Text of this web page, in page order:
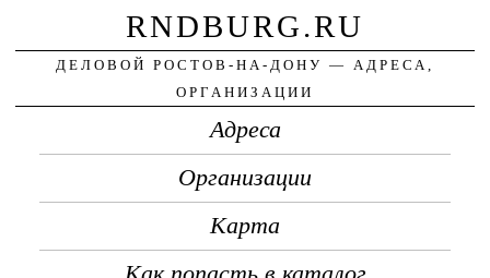
RNDBURG.RU
ДЕЛОВОЙ РОСТОВ-НА-ДОНУ — АДРЕСА,
ОРГАНИЗАЦИИ
Адреса
Организации
Карта